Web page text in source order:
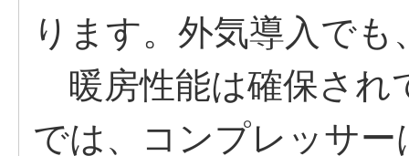
ります。外気導入でも
暖房性能は確保され
では、コンプレッサ